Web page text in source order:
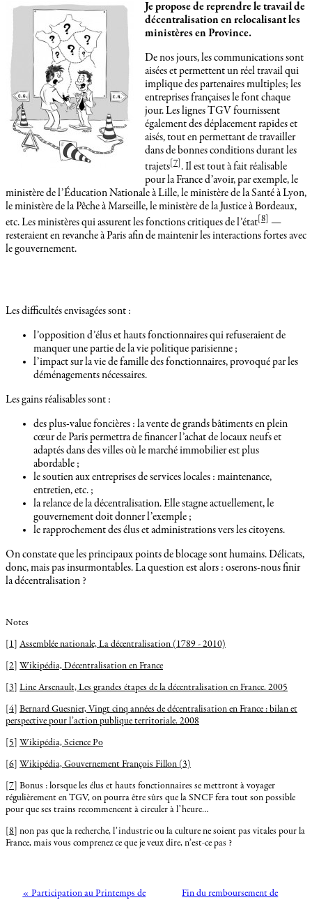
Je propose de reprendre le travail de
décentralisation en relocalisant les
ministères en Province.
De nos jours, les communications sont
aisées et permettent un réel travail qui
implique des partenaires multiples; les
entreprises françaises le font chaque
jour. Les lignes TGV fournissent
également des déplacement rapides et
aisés, tout en permettant de travailler
dans de bonnes conditions durant les
trajets[7]. Il est tout à fait réalisable
pour la France d’avoir, par exemple, le
ministère de l’Éducation Nationale à Lille, le ministère de la Santé à Lyon,
le ministère de la Pêche à Marseille, le ministère de la Justice à Bordeaux,
etc. Les ministères qui assurent les fonctions critiques de l’état 8 —
resteraient en revanche à Paris afin de maintenir les interactions fortes avec
le gouvernement.
Les difficultés envisagées sont :
l’opposition d’élus et hauts fonctionnaires qui refuseraient de
manquer une partie de la vie politique parisienne ;
l’impact sur la vie de famille des fonctionnaires, provoqué par les
déménagements nécessaires.
Les gains réalisables sont :
des plus-value foncières : la vente de grands bâtiments en plein
cœur de Paris permettra de financer l’achat de locaux neufs et
adaptés dans des villes où le marché immobilier est plus
abordable ;
le soutien aux entreprises de services locales : maintenance,
entretien, etc. ;
la relance de la décentralisation. Elle stagne actuellement, le
gouvernement doit donner l’exemple ;
le rapprochement des élus et administrations vers les citoyens.
On constate que les principaux points de blocage sont humains. Délicats,
donc, mais pas insurmontables. La question est alors : oserons-nous finir
la décentralisation ?
Notes
1 Assemblée nationale, La décentralisation (1789 - 2010)
2 Wikipédia, Décentralisation en France
3 Line Arsenault, Les grandes étapes de la décentralisation en France. 2005
4 Bernard Guesnier, Vingt cinq années de décentralisation en France : bilan et
perspective pour l’action publique territoriale. 2008
5 Wikipédia, Science Po
6 Wikipédia, Gouvernement François Fillon (3)
7 ] Bonus : lorsque les élus et hauts fonctionnaires se mettront à voyager
régulièrement en TGV, on pourra être sûrs que la SNCF fera tout son possible
pour que ses trains recommencent à circuler à l’heure…
8 ] non pas que la recherche, l’industrie ou la culture ne soient pas vitales pour la
France, mais vous comprenez ce que je veux dire, n’est-ce pas ?
« Participation au Printemps de
Fin du remboursement de